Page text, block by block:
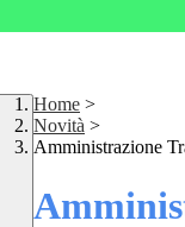
Home >
Novità >
Amministrazione